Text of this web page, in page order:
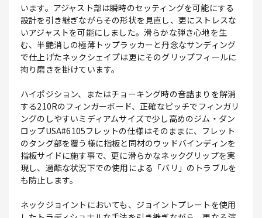
います。アジャスト部は瞬時のセッティングを可能にする
設計を引き継ぎながらその形状を見直し、更にストレスな
いアジャストを可能にしました。滑らかな弾き心地を生
む、半艶消しの極薄トップラッカーと丹念なサンディング
で仕上げたネックシェイプは更にそのグリップフィールに
拘り磨きを掛けています。
ハイポジション、またはチョーキング時の音詰まりを解消
する210Rのフィンガーボード、正確なピッチでフィンガリ
ングのしやすいミディアムサイズで少し高めのジム・ダン
ロップUSA#6105フレットの仕様はそのままに、フレット
のタング部を覆う様に指板と同材のウッドバインディンを
指板サイドに施す事で、更に滑らかなネックグリップを実
現し、過酷な状況下での使用による「バリ」のトラブルを
も防止します。
ネックジョイントにおいても、ジョイントプレートを使用